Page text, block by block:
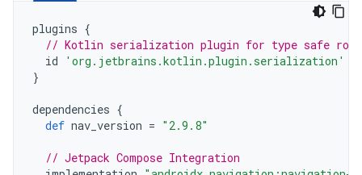
plugins {
// Kotlin serialization plugin for type safe
id
'org.jetbrains.kotlin.plugin.serialization'
}
dependencies {
def nav_version = "2.9.8"
// Jetpack Compose Integration